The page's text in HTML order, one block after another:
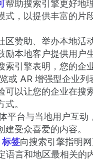
帮助搜索引擎更好地
式，以提供丰富的片
区赞助、举办本地活
本地客户提供用户
引擎表明，您的企
或 AR 增强型企业列
以让您的企业在搜
。
平台与当地用户互动
受众喜爱的内容。
签向搜索引擎指明
言和地区最相关的